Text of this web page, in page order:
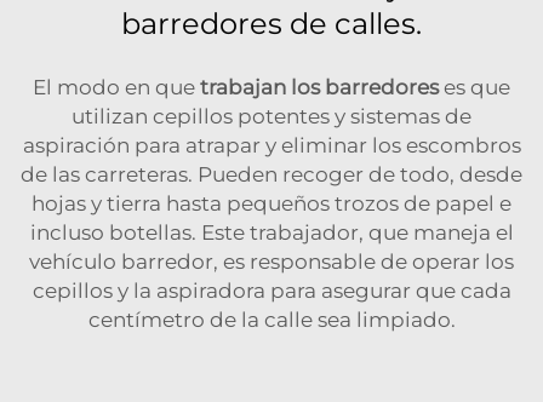
barredores de calles.
El modo en que trabajan los barredoreses que
utilizan cepillos potentes y sistemas de
aspiración para atrapar y eliminar los escombros
de las carreteras. Pueden recoger de todo, desde
hojas y tierra hasta pequeños trozos de papel e
incluso botellas. Este trabajador, que maneja el
vehículo barredor, es responsable de operar los
cepillos y la aspiradora para asegurar que cada
centímetro de la calle sea limpiado.